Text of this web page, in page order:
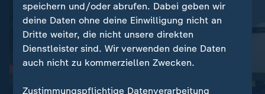
Nachrichten | heute 19:00 Uhr
speichern und/oder abrufen. Dabei geben wir
deine Daten ohne deine Einwilligung nicht an
Dritte weiter, die nicht unsere direkten
Dienstleister sind. Wir verwenden deine Daten
auch nicht zu kommerziellen Zwecken.
Zustimmungspflichtige Datenverarbeitung